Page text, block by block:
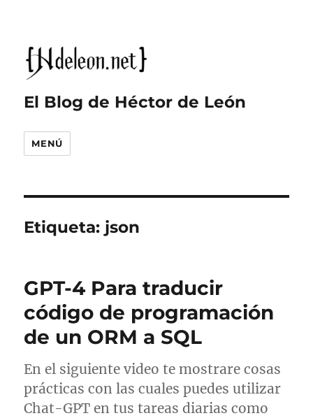
El Blog de Héctor de León
MENÚ
Etiqueta: json
GPT-4 Para traducir
código de programación
de un ORM a SQL
En el siguiente video te mostrare cosas
prácticas con las cuales puedes utilizar
Chat-GPT en tus tareas diarias como